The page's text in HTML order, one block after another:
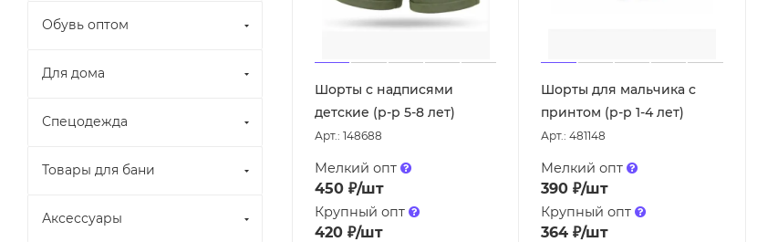
Шорты с надписями
детские (р-р 5-8 лет)
Арт.: 148688
Мелкий опт
450 ₽/шт
Крупный опт
420 ₽/шт
Шорты для мальчика с
принтом (р-р 1-4 лет)
Арт.: 481148
Мелкий опт
390 ₽/шт
Крупный опт
364 ₽/шт
Обувь оптом
Для дома
Спецодежда
Товары для бани
Аксессуары